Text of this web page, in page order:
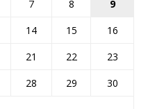
7 8
9
14 15
16
21 22
23
28 29
30